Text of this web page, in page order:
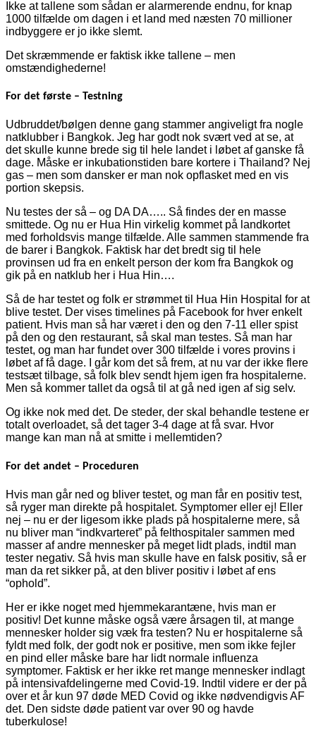
Ikke at tallene som sådan er alarmerende endnu, for knap
1000 tilfælde om dagen i et land med næsten 70 millioner
indbyggere er jo ikke slemt.
Det skræmmende er faktisk ikke tallene – men
omstændighederne!
For det første – Testning
Udbruddet/bølgen denne gang stammer angiveligt fra nogle
natklubber i Bangkok. Jeg har godt nok svært ved at se, at
det skulle kunne brede sig til hele landet i løbet af ganske få
dage. Måske er inkubationstiden bare kortere i Thailand? Nej
gas – men som dansker er man nok opflasket med en vis
portion skepsis.
Nu testes der så – og DA DA….. Så findes der en masse
smittede. Og nu er Hua Hin virkelig kommet på landkortet
med forholdsvis mange tilfælde. Alle sammen stammende fra
de barer i Bangkok. Faktisk har det bredt sig til hele
provinsen ud fra en enkelt person der kom fra Bangkok og
gik på en natklub her i Hua Hin….
Så de har testet og folk er strømmet til Hua Hin Hospital for at
blive testet. Der vises timelines på Facebook for hver enkelt
patient. Hvis man så har været i den og den 7-11 eller spist
på den og den restaurant, så skal man testes. Så man har
testet, og man har fundet over 300 tilfælde i vores provins i
løbet af få dage. I går kom det så frem, at nu var der ikke flere
testsæt tilbage, så folk blev sendt hjem igen fra hospitalerne.
Men så kommer tallet da også til at gå ned igen af sig selv.
Og ikke nok med det. De steder, der skal behandle testene er
totalt overloadet, så det tager 3-4 dage at få svar. Hvor
mange kan man nå at smitte i mellemtiden?
For det andet – Proceduren
Hvis man går ned og bliver testet, og man får en positiv test,
så ryger man direkte på hospitalet. Symptomer eller ej! Eller
nej – nu er der ligesom ikke plads på hospitalerne mere, så
nu bliver man “indkvarteret” på felthospitaler sammen med
masser af andre mennesker på meget lidt plads, indtil man
tester negativ. Så hvis man skulle have en falsk positiv, så er
man da ret sikker på, at den bliver positiv i løbet af ens
“ophold”.
Her er ikke noget med hjemmekarantæne, hvis man er
positiv! Det kunne måske også være årsagen til, at mange
mennesker holder sig væk fra testen? Nu er hospitalerne så
fyldt med folk, der godt nok er positive, men som ikke fejler
en pind eller måske bare har lidt normale influenza
symptomer. Faktisk er her ikke ret mange mennesker indlagt
på intensivafdelingerne med Covid-19. Indtil videre er der på
over et år kun 97 døde MED Covid og ikke nødvendigvis AF
det. Den sidste døde patient var over 90 og havde
tuberkulose!